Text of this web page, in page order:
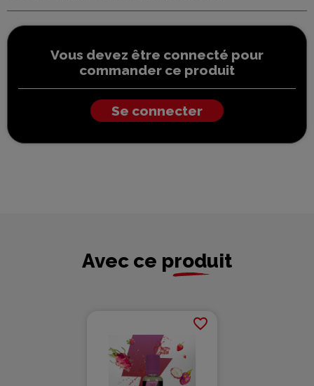
Vous devez être connecté pour
commander ce produit
Se connecter
Avec ce produit
favorite_border